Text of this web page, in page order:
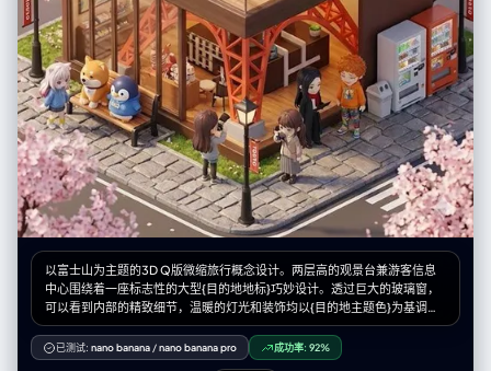
grain/texture, background markers). </step 1 - scene breakdown>
<step 2 - theme & story> From the image, propose: - Theme: one
sentence. - Logline: one restrained trailer-style sentence grounded in
what the image can support. - Emotional Arc: 4 beats
(setup/build/turn/payoff), one line each. </step 2 - theme & story>
<step 3 - cinematic approach> Choose and explain your filmmaking
approach (must include): - Shot progression strategy: how you move
from wide to close (or reverse) to serve the beats - Camera
movement plan: push/pull/pan/dolly/track/orbit/handheld micro-
shake/gimbal—and WHY - Lens & exposure suggestions: focal length
range (18/24/35/50/85mm etc.), DoF tendency
(shallow/medium/deep), shutter “feel” (cinematic vs documentary) -
Light & color: contrast, key tones, material rendering priorities,
approach> <step 4 - keyframes for AI video (primary deliverable)>
Output a Keyframe List: default 9–12 frames (later assembled into
ONE master grid). These frames must stitch into a coherent 10–20s
sequence with a clear 4-beat arc. Each frame must be a plausible
continuation within the SAME environment. Use this exact format per
以富士山为主题的3D Q版微缩旅行概念设计。两层高的观景台兼游客信息
中心围绕着一座标志性的大型{目的地地标}巧妙设计。透过巨大的玻璃窗，
可以看到内部的精致细节，温暖的灯光和装饰均以{目的地主题色}为基调。
身着导游制服的微缩人物在空间中穿梭，而微缩游客则在此拍照休憩。长
椅、路灯、鹅卵石步道以及{当地自然景观和植物}环绕四周，营造出独特的
旅行体验。该设计采用Cinema 4D渲染，以微缩城市景观风格呈现，如同盲
已测试: nano banana /nano banana pro 成功率: 92%